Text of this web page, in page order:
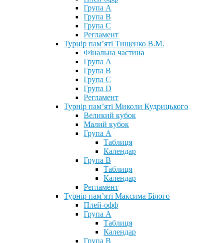
Група А
Група В
Група С
Регламент
Турнір пам’яті Тищенко В.М.
Фінальна частина
Група А
Група В
Група С
Група D
Регламент
Турнір пам’яті Миколи Кудрицького
Великий кубок
Малий кубок
Група А
Таблиця
Календар
Група В
Таблиця
Календар
Регламент
Турнір пам’яті Максима Білого
Плей-офф
Група А
Таблиця
Календар
Група В